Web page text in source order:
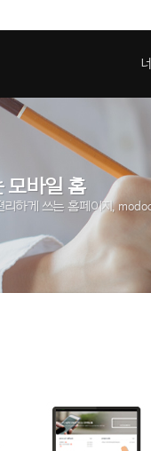
모바일 홈
리하게 쓰는 홈페이지,